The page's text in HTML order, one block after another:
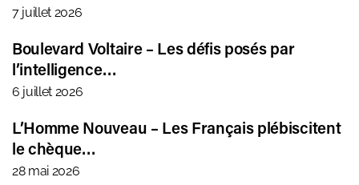
7 juillet 2026
Boulevard Voltaire – Les défis posés par
l’intelligence…
6 juillet 2026
L’Homme Nouveau – Les Français plébiscitent
le chèque…
28 mai 2026